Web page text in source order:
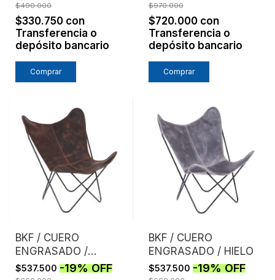
$490.000
$330.750 con
Transferencia o
depósito bancario
Comprar
$970.000
$720.000 con
Transferencia o
depósito bancario
Comprar
BKF / CUERO
ENGRASADO /
CHOCOLATE
$537.500 -19%OFF
BKF / CUERO
ENGRASADO / HIELO
$537.500 -19%OFF